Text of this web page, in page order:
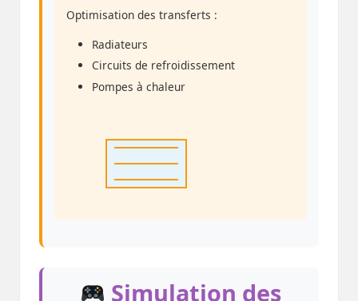
Optimisation des transferts :
Radiateurs
Circuits de refroidissement
Pompes à chaleur
Simulation des